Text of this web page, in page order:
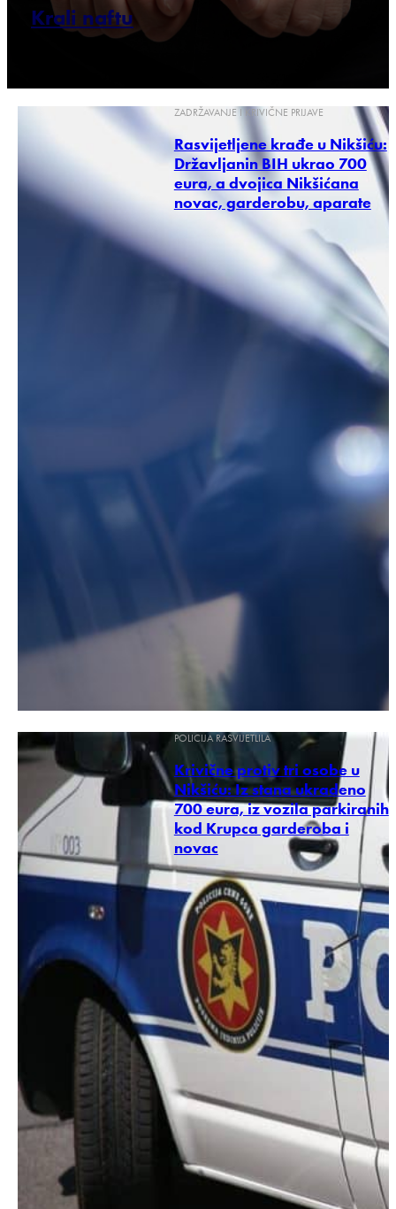
Krali naftu
ZADRŽAVANJE I KRIVIČNE PRIJAVE
Rasvijetljene krađe u Nikšiću:
Državljanin BIH ukrao 700
eura, a dvojica Nikšićana
novac, garderobu, aparate
POLICIJA RASVIJETLILA
Krivične protiv tri osobe u
Nikšiću: Iz stana ukradeno
700 eura, iz vozila parkiranih
kod Krupca garderoba i
novac